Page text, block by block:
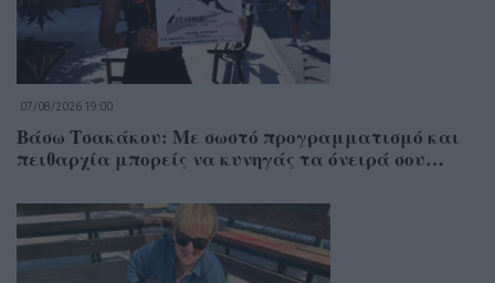
07/08/2026 19:00
Βάσω Τσακάκου: Με σωστό προγραμματισμό και
πειθαρχία μπορείς να κυνηγάς τα όνειρά σου…